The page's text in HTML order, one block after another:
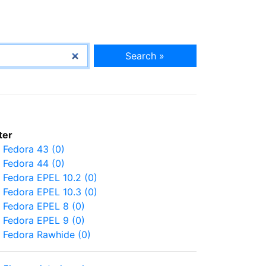
Search »
Fedora 43 (0)
Fedora 44 (0)
Fedora EPEL 10.2 (0)
Fedora EPEL 10.3 (0)
Fedora EPEL 8 (0)
Fedora EPEL 9 (0)
Fedora Rawhide (0)